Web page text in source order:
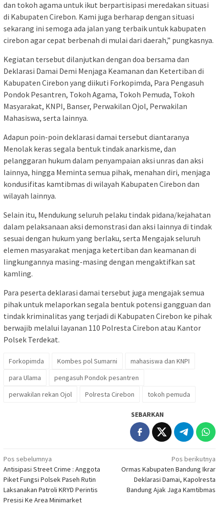
dan tokoh agama untuk ikut berpartisipasi meredakan situasi
di Kabupaten Cirebon. Kami juga berharap dengan situasi
sekarang ini semoga ada jalan yang terbaik untuk kabupaten
cirebon agar cepat berbenah di mulai dari daerah,” pungkasnya.
Kegiatan tersebut dilanjutkan dengan doa bersama dan
Deklarasi Damai Demi Menjaga Keamanan dan Ketertiban di
Kabupaten Cirebon yang diikuti Forkopimda, Para Pengasuh
Pondok Pesantren, Tokoh Agama, Tokoh Pemuda, Tokoh
Masyarakat, KNPI, Banser, Perwakilan Ojol, Perwakilan
Mahasiswa, serta lainnya.
Adapun poin-poin deklarasi damai tersebut diantaranya
Menolak keras segala bentuk tindak anarkisme, dan
pelanggaran hukum dalam penyampaian aksi unras dan aksi
lainnya, hingga Meminta semua pihak, menahan diri, menjaga
kondusifitas kamtibmas di wilayah Kabupaten Cirebon dan
wilayah lainnya.
Selain itu, Mendukung seluruh pelaku tindak pidana/kejahatan
dalam pelaksanaan aksi demonstrasi dan aksi lainnya di tindak
sesuai dengan hukum yang berlaku, serta Mengajak seluruh
elemen masyarakat menjaga ketertiban dan keamanan di
lingkungannya masing-masing dengan mengaktifkan sat
kamling.
Para peserta deklarasi damai tersebut juga mengajak semua
pihak untuk melaporkan segala bentuk potensi gangguan dan
tindak kriminalitas yang terjadi di Kabupaten Cirebon ke pihak
berwajib melalui layanan 110 Polresta Cirebon atau Kantor
Polsek Terdekat.
Forkopimda Kombes pol Sumarni
mahasiswa dan KNPI
para Ulama
pengasuh Pondok pesantren
perwakilan rekan Ojol
Polresta Cirebon tokoh pemuda
SEBARKAN
Navigasi
pos
Pos sebelumnya
Antisipasi Street Crime : Anggota
Piket Fungsi Polsek Paseh Rutin
Laksanakan Patroli KRYD Perintis
Presisi Ke Area Minimarket
Pos berikutnya
Ormas Kabupaten Bandung Ikrar
Deklarasi Damai, Kapolresta
Bandung Ajak Jaga Kamtibmas